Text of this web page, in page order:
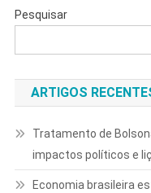
Pesquisar
ARTIGOS
Tratamento de
impactos políticos e
Economia brasileira